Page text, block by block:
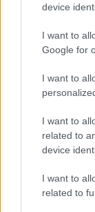
device
I want to
Google for
I want to
I want to
related to
device
I want to
related to
További
Facebook-
Booking
Címkék:
koncertajánló her
magic miner